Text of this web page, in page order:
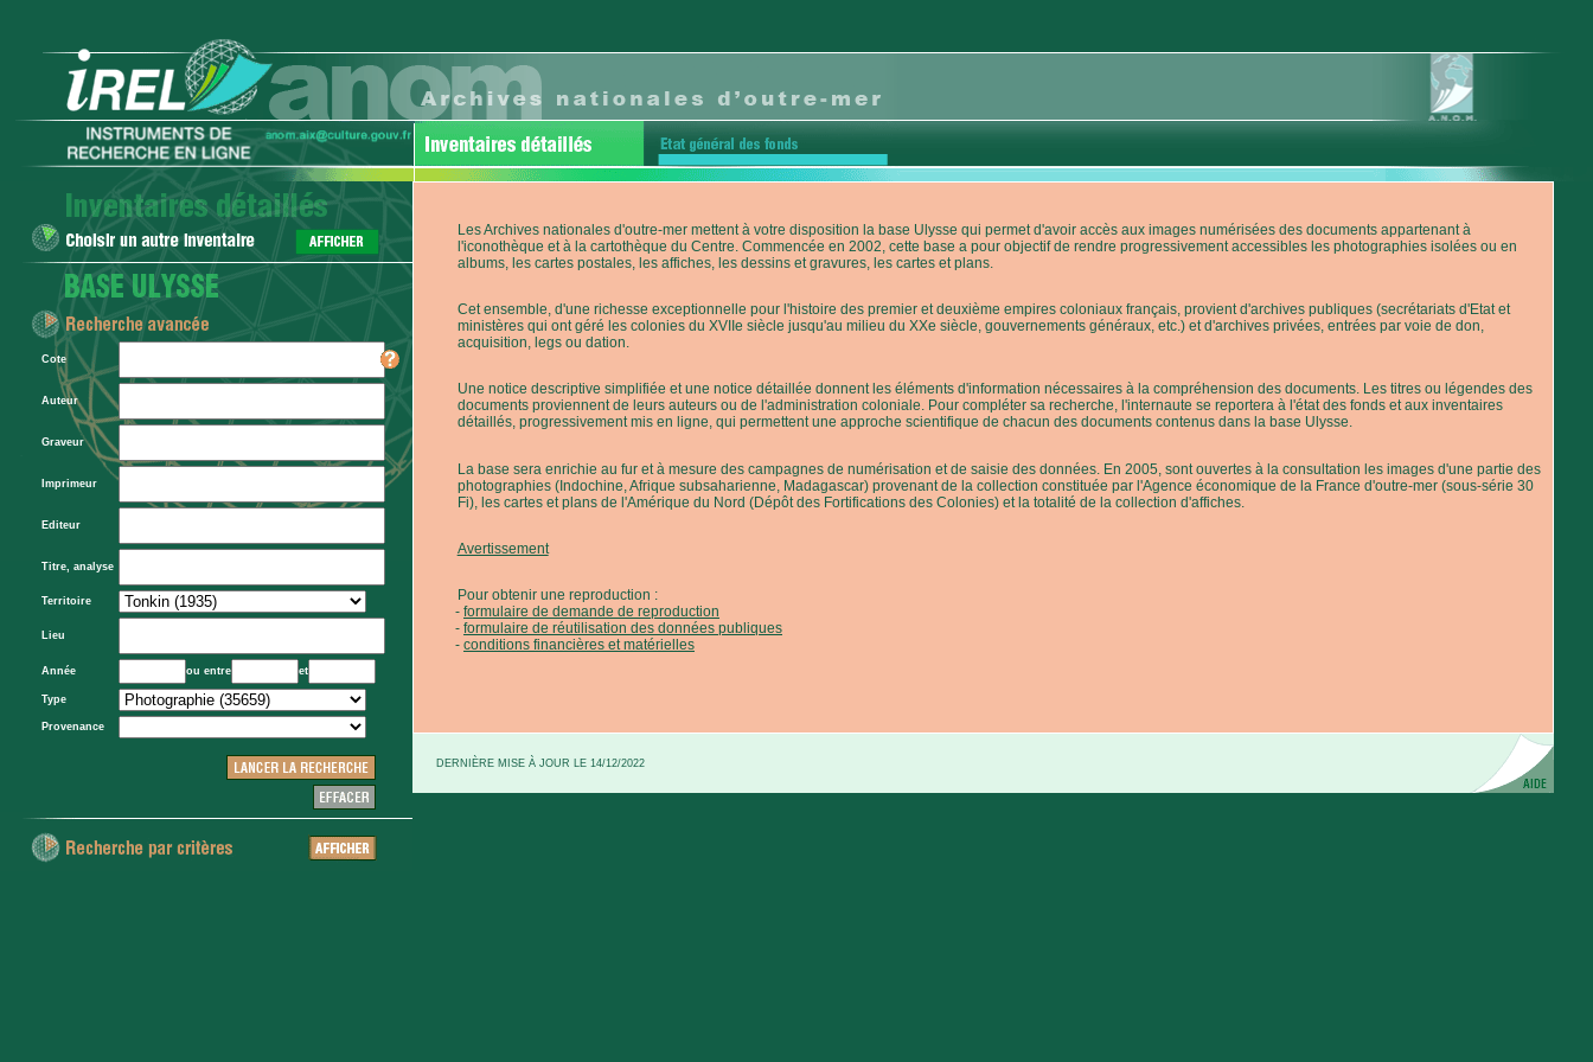
Cote
Auteur
Graveur
Imprimeur
Editeur
Titre, analyse
Territoire
Lieu
Année ou entre et
Type
Provenance
Les Archives nationales d'outre-mer mettent à votre disposition la base Ulysse qui permet d'avoir accès aux images numérisées des documents appartenant à
l'iconothèque et à la cartothèque du Centre. Commencée en 2002, cette base a pour objectif de rendre progressivement accessibles les photographies isolées ou en
albums, les cartes postales, les affiches, les dessins et gravures, les cartes et plans.
Cet ensemble, d'une richesse exceptionnelle pour l'histoire des premier et deuxième empires coloniaux français, provient d'archives publiques (secrétariats d'Etat et
ministères qui ont géré les colonies du XVIIe siècle jusqu'au milieu du XXe siècle, gouvernements généraux, etc.) et d'archives privées, entrées par voie de don,
acquisition, legs ou dation.
Une notice descriptive simplifiée et une notice détaillée donnent les éléments d'information nécessaires à la compréhension des documents. Les titres ou légendes des
documents proviennent de leurs auteurs ou de l'administration coloniale. Pour compléter sa recherche, l'internaute se reportera à l'état des fonds et aux inventaires
détaillés, progressivement mis en ligne, qui permettent une approche scientifique de chacun des documents contenus dans la base Ulysse.
La base sera enrichie au fur et à mesure des campagnes de numérisation et de saisie des données. En 2005, sont ouvertes à la consultation les images d'une partie des
photographies (Indochine, Afrique subsaharienne, Madagascar) provenant de la collection constituée par l'Agence économique de la France d'outre-mer (sous-série 30
Fi), les cartes et plans de l'Amérique du Nord (Dépôt des Fortifications des Colonies) et la totalité de la collection d'affiches.
Avertissement
Pour obtenir une reproduction :
formulaire de demande de reproduction
formulaire de réutilisation des données publiques
conditions financières et matérielles
DERNIÈRE MISE À JOUR LE 14/12/2022